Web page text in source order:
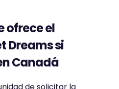
ofrece el
Dreams si
Canadá